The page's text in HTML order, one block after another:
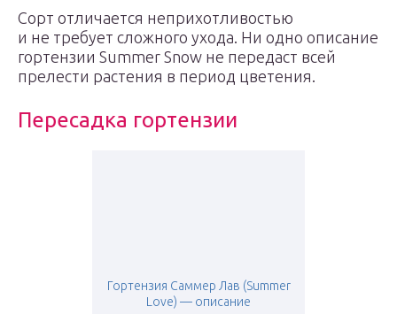
Сорт отличается неприхотливостью
и не требует сложного ухода. Ни одно описание
гортензии Summer Snow не передаст всей
прелести растения в период цветения.
Пересадка гортензии
Гортензия Саммер Лав (Summer
Love) — описание